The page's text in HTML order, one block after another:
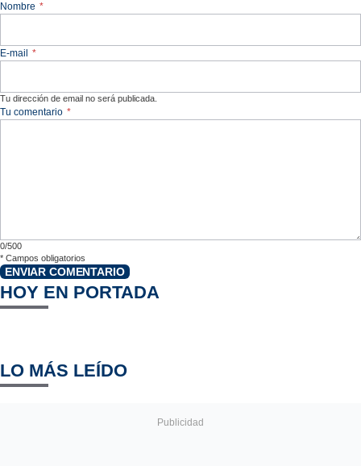
Nombre *
E-mail *
Tu dirección de email no será publicada.
Tu comentario *
0/500
* Campos obligatorios
ENVIAR COMENTARIO
HOY EN PORTADA
LO MÁS LEÍDO